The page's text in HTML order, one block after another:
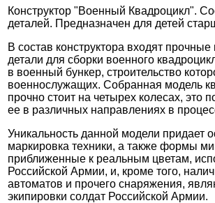
Конструктор "Военный Квадроцикл".
деталей. Предназначен для детей
В состав конструктора входят
детали для сборки военного
в военный бункер, строительство
военнослужащих. Собранная модель
прочно стоит на четырех колесах, это
ее в различных направлениях в
Уникальность данной модели придает
маркировка техники, а также формы
приближенные к реальным цветам,
Российской Армии, и, кроме того,
автоматов и прочего снаряжения,
экипировки солдат Российской Армии.